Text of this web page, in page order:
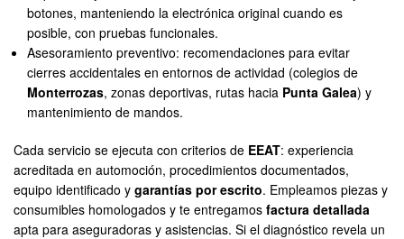
botones, manteniendo la electrónica original cuando es
posible, con pruebas funcionales.
Asesoramiento preventivo: recomendaciones para evitar
cierres accidentales en entornos de actividad (colegios de
Monterrozas, zonas deportivas, rutas hacia Punta Galea) y
mantenimiento de mandos.
Cada servicio se ejecuta con criterios de EEAT: experiencia
acreditada en automoción, procedimientos documentados,
equipo identificado y garantías por escrito. Empleamos piezas y
consumibles homologados y te entregamos factura detallada
apta para aseguradoras y asistencias. Si el diagnóstico revela un